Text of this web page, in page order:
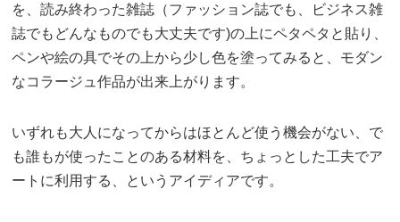
を、読み終わった雑誌（ファッション誌でも、ビジネス雑
誌でもどんなものでも大丈夫です)の上にペタペタと貼り、
ペンや絵の具でその上から少し色を塗ってみると、モダン
なコラージュ作品が出来上がります。
いずれも大人になってからはほとんど使う機会がない、で
も誰もが使ったことのある材料を、ちょっとした工夫でア
ートに利用する、というアイディアです。